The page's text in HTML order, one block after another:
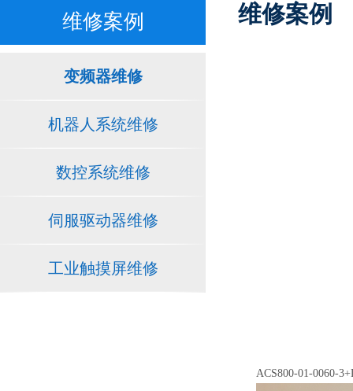
维修案例
变频器维修
机器人系统维修
数控系统维修
伺服驱动器维修
工业触摸屏维修
维修案例
ACS800-01-0060-